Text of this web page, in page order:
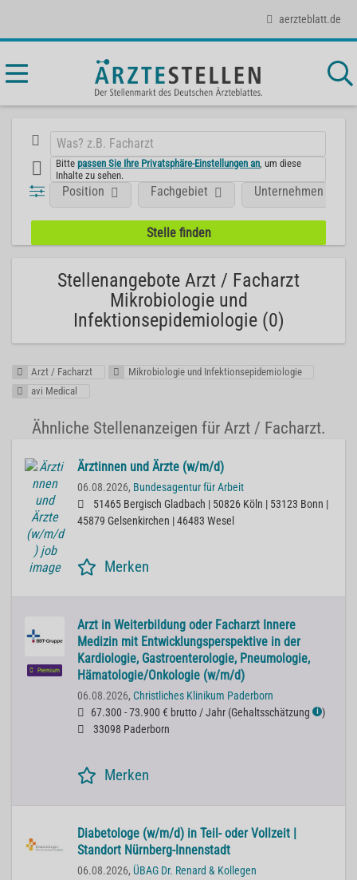
aerzteblatt.de
Bittepassen Sie Ihre Privatsphäre-Einstellungen an , um diese
Inhalte zu sehen.
Position Fachgebiet Unternehmen
Stellenangebote Arzt / Facharzt
Mikrobiologie und
Infektionsepidemiologie (0)
Arzt / Facharzt
Mikrobiologie und Infektionsepidemiologie
avi Medical
Ähnliche Stellenanzeigen für Arzt / Facharzt.
Ärztinnen und Ärzte (w/m/d)
06.08.2026, Bundesagentur für Arbeit
51465 Bergisch Gladbach | 50826 Köln | 53123 Bonn |
45879 Gelsenkirchen | 46483 Wesel
Merken
Premium
Arzt in Weiterbildung oder Facharzt Innere
Medizin mit Entwicklungsperspektive in der
Kardiologie, Gastroenterologie, Pneumologie,
Hämatologie/Onkologie (w/m/d)
06.08.2026, Christliches Klinikum Paderborn
67.300 - 73.900 € brutto / Jahr (Gehaltsschätzung ℹ )
33098 Paderborn
Merken
Diabetologe (w/m/d) in Teil- oder Vollzeit |
Standort Nürnberg-Innenstadt
06.08.2026, ÜBAG Dr. Renard & Kollegen